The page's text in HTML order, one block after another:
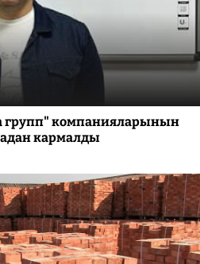
групп" компанияларынын
кармалды